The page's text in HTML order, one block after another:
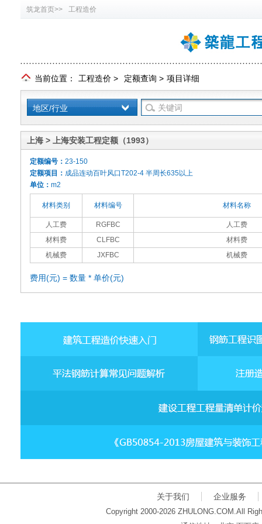
筑龙首页>> 工程造价
当前位置： 工程造价 > 定额查询 > 项目详细
地区/行业
上海 > 上海安装工程定额（1993）
定额编号： 23-150
定额项目： 成品连动百叶风口T202-4 半周长635以上
单位： m2
材料类别 材料编号 材料名称
人工费 RGFBC
人工费
材料费
CLFBC
材料费
机械费
JXFBC 机械费
费用(元) = 数量 * 单价(元)
关于我们 企业服务
Copyright 2000-2026 ZHULONG.COM.All